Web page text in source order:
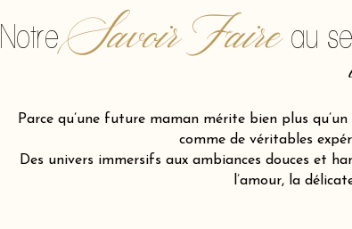
Savoir Faire
Notre au
Parce qu’une future maman mérite bien plus
comme de véritables
Des univers immersifs aux ambiances douces et
l’amour, la